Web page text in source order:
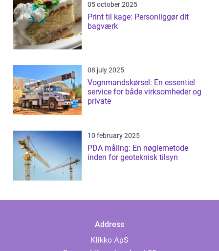
05 october 2025
Print til kage: Personliggør dit
bagværk
08 july 2025
Vognmandskørsel: En essentiel
service for både virksomheder og
private
10 february 2025
PDA måling: En nøglemetode
inden for geoteknisk tilsyn
Address